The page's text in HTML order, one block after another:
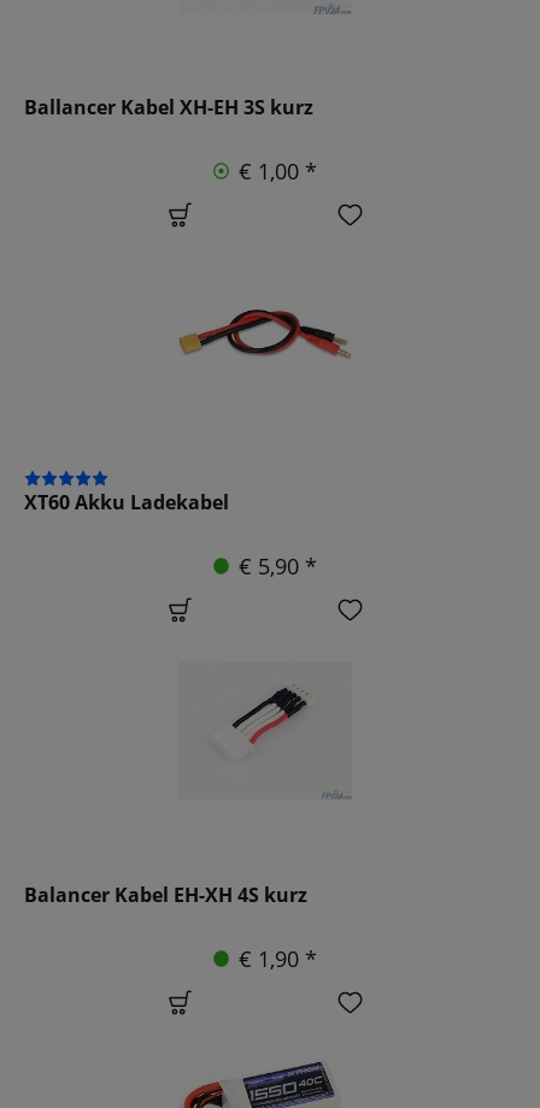
Ballancer Kabel XH-EH 3S kurz
€ 1,00 *
XT60 Akku Ladekabel
€ 5,90 *
Balancer Kabel EH-XH 4S kurz
€ 1,90 *